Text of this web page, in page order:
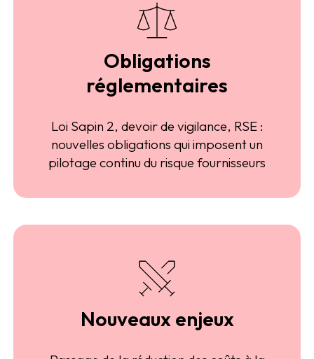
Obligations
réglementaires
Loi Sapin 2, devoir de vigilance, RSE :
nouvelles obligations qui imposent un
pilotage continu du risque fournisseurs
Nouveaux enjeux